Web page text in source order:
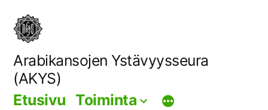
Siirry
sisältöön
Arabikansojen Ystävyysseura
(AKYS)
Etusivu Toiminta